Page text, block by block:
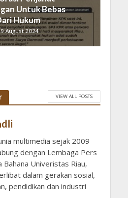
Untuk Bebas
Hukum
August 2024
VIEW ALL POSTS
multimedia sejak 2009
dengan Lembaga Pers
Bahana Univeristas Riau,
dalam gerakan sosial,
pendidikan dan industri